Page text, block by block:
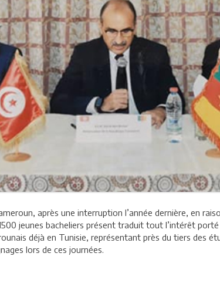
après une interruption l’année dernière, en
jeunes bacheliers présent traduit tout l’intérêt
déjà en Tunisie, représentant près du tiers des
lors de ces journées.